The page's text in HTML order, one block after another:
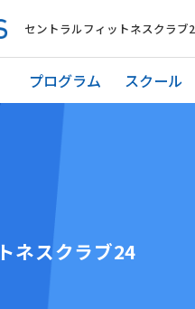
セントラルフィットネスクラブ
プログラム スクール
ネスクラブ24